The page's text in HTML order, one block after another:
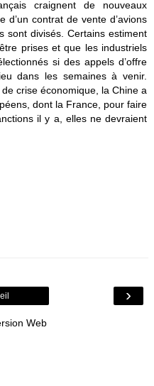
craignent de nouveaux
d’un contrat de vente d’avions
sont divisés. Certains estiment
prises et que les industriels
si des appels d’offre
dans les semaines à venir.
de crise économique, la Chine a
dont la France, pour faire
il y a, elles ne devraient
›
Web